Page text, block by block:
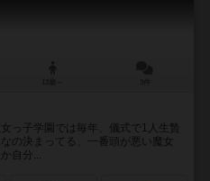
っ子学園では毎年、儀式で1人生贄
の決まってる、一番頭が悪い魔女
自分...